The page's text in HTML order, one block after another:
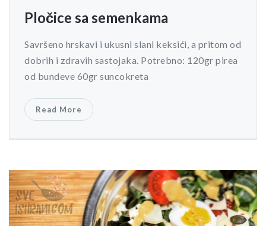
Pločice sa semenkama
Savršeno hrskavi i ukusni slani keksići, a pritom od
dobrih i zdravih sastojaka. Potrebno: 120gr pirea
od bundeve 60gr suncokreta
Read More